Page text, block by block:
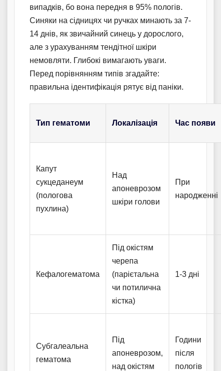
випадків, бо вона передня в 95% пологів.
Синяки на сідницях чи ручках минають за 7-
14 днів, як звичайний синець у дорослого,
але з урахуванням тендітної шкіри
немовляти. Глибокі вимагають уваги.
Перед порівнянням типів згадайте:
правильна ідентифікація рятує від паніки.
Тип гематоми Локалізація Час появи
Капут
сукцеданеум
(пологова
пухлина)
Над
апоневрозом
шкіри голови
При
народженні
Кефалогематома
Під окістям
черепа
(парієтальна
чи потилична
кістка)
1-3 дні
Субгалеальна
гематома
Під
апоневрозом,
над окістям
Години
після
пологів